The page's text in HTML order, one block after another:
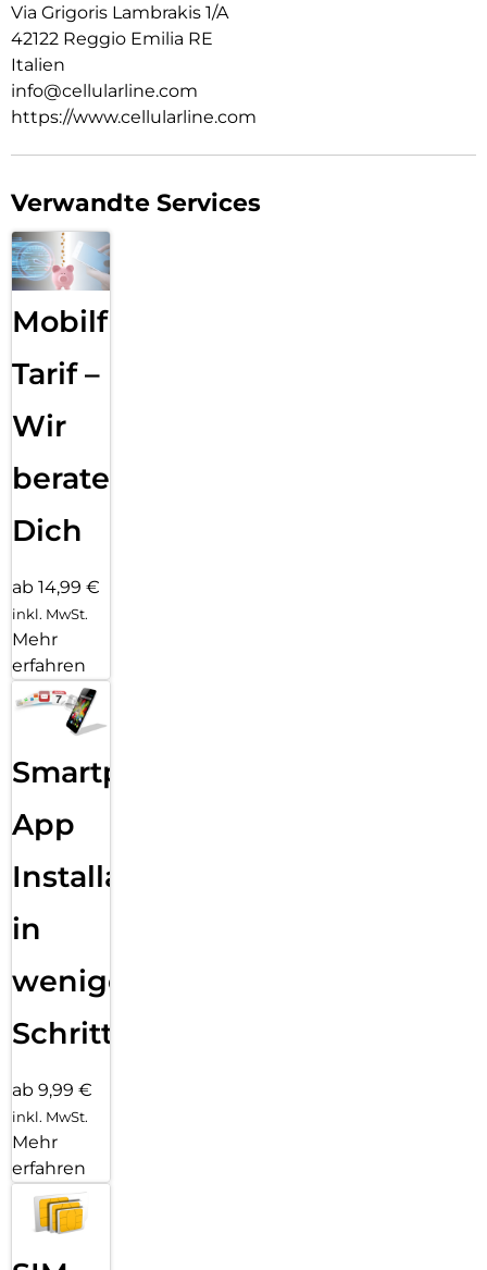
Via Grigoris Lambrakis 1/A
42122 Reggio Emilia RE
Italien
info@cellularline.com
https://www.cellularline.com
Verwandte Services
Mobilfunk
Tarif –
Wir
beraten
Dich
ab 14,99 €
inkl. MwSt.
Mehr
erfahren
Smartphone
App
Installation
in
wenigen
Schritten
ab 9,99 €
inkl. MwSt.
Mehr
erfahren